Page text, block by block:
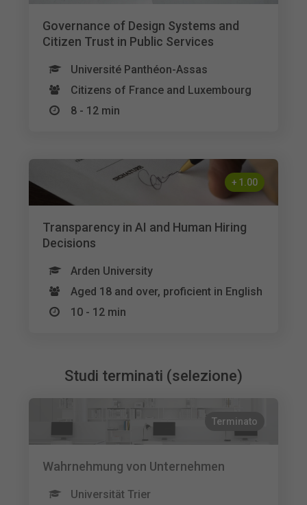
Governance of Design Systems and
Citizen Trust in Public Services
Université Panthéon-Assas
Citizens of France and Luxembourg
8 - 12 min
+ 1.00
Transparency in AI and Human Hiring
Decisions
Arden University
Aged 18 and over, proficient in English
10 - 12 min
Studi terminati (selezione)
Terminato
Wahrnehmung von Unternehmen
Universität Trier